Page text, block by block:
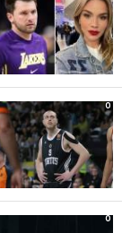
0
0